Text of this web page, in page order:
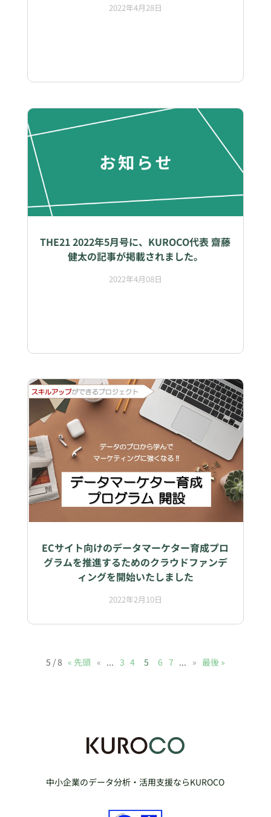
2022年4月28日
THE21 2022年5月号に、KUROCO代表 齋藤
健太の記事が掲載されました。
2022年4月08日
ECサイト向けのデータマーケター育成プロ
グラムを推進するためのクラウドファンデ
ィングを開始いたしました
2022年2月10日
5 / 8 « 先頭 « ... 3 4 5 6 7 ... » 最後 »
中小企業のデータ分析・活用支援ならKUROCO